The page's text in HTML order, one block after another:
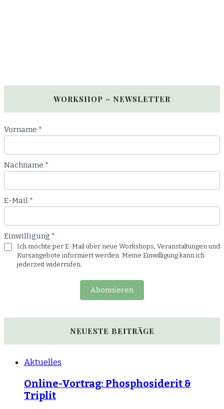
WORKSHOP – NEWSLETTER
Newsletter
Workshop
Vorname *
Nachname *
E-Mail *
Einwilligung *
Ich möchte per E-Mail über neue Workshops, Veranstaltungen und
Kursangebote informiert werden. Meine Einwilligung kann ich
jederzeit widerrufen.
Abonnieren
NEUESTE BEITRÄGE
Aktuelles
Online-Vortrag: Phosphosiderit &
Triplit